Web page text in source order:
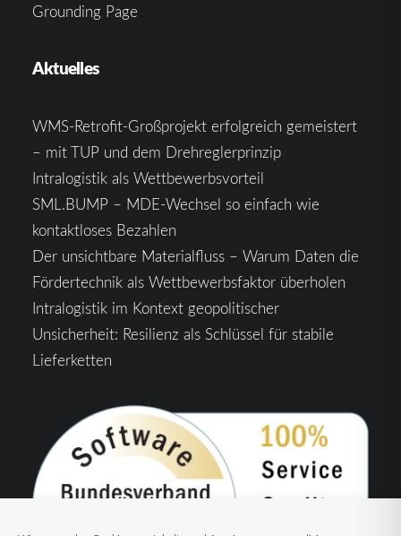
Grounding Page
Aktuelles
WMS-Retrofit-Großprojekt erfolgreich gemeistert
– mit TUP und dem Drehreglerprinzip
Intralogistik als Wettbewerbsvorteil
SML.BUMP – MDE-Wechsel so einfach wie
kontaktloses Bezahlen
Der unsichtbare Materialfluss – Warum Daten die
Fördertechnik als Wettbewerbsfaktor überholen
Intralogistik im Kontext geopolitischer
Unsicherheit: Resilienz als Schlüssel für stabile
Lieferketten